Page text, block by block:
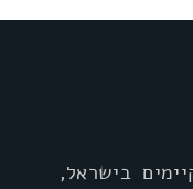
בישראל,